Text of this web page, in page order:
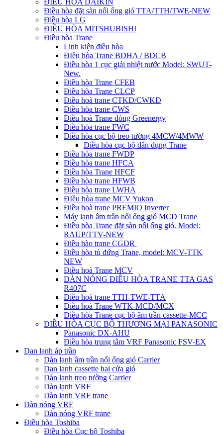
ĐIÊU HOA DAIKIN
Điều hòa đặt sàn nối ống gió TTA/TTH/TWE-NEW
Điều hòa LG
ĐIỀU HÒA MITSHUBISHI
Điều hòa Trane
Linh kiện điều hòa
ĐIều hòa Trane BDHA / BDCB
Điều hòa 1 cục giải nhiệt nước Model: SWUT-
New.
Điều hòa Trane CFEB
Điều hòa Trane CLCP
Điều hoà trane CTKD/CWKD
Điều hòa trane CWS
Điều hoà Trane dòng Greenergy
Điều hòa trane FWC
Điều hòa cục bộ treo tường 4MCW/4MWW
Điều hòa cục bộ dân dụng Trane
Điều hòa trane FWDP
Điều hòa trane HFCA
Điều hòa Trane HFCF
Điều hòa trane HFWB
Điều hòa trane LWHA
ĐIều hòa trane MCV Yukon
Điều hoà trane PREMIO Inverter
Máy lạnh âm trần nối ống gió MCD Trane
Điều hòa Trane đặt sàn nối ống gió. Model:
RAUP/TTV-NEW
Điều hào trane CGDR
Điều hòa tủ đứng Trane, model: MCV-TTK
NEW
Điều hoà Trane MCV
DÀN NÓNG ĐIỀU HÒA TRANE TTA GAS
R407C
Điều hoà trane TTH-TWE-TTA
Điều hoà Trane WTK-MCD/MCX
Điều hòa Trane cục bộ âm trần cassette-MCC
ĐIỀU HÒA CỤC BỘ THƯƠNG MẠI PANASONIC
Panasonic DX-AHU
Điều hòa trung tâm VRF Panasonic FSV-EX
Dan lạnh áp trần
Dàn lạnh âm trần nối ống gió Carrier
Dan lanh cassette hai cửa gió
Dàn lạnh treo tường Carrier
Dàn lạnh VRF
Dàn lạnh VRF trane
Dàn nóng VRF
Dàn nóng VRF trane
Điều hòa Toshiba
Điều hòa Cục bộ Toshiba